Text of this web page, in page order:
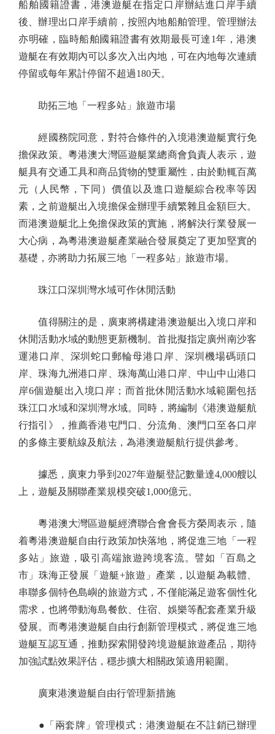
船舶國籍證書，港澳遊艇在指定口岸辦結進口岸手續
後、辦理出口岸手續前，按照內地船舶管理。管理辦法
亦明確，臨時船舶國籍證書有效期最長可達1年，港澳
遊艇在有效期內可以多次入出內地，可在內地每次連續
停留或每年累計停留不超過180天。
助拓三地「一程多站」旅遊市場
經國務院同意，對符合條件的入境港澳遊艇實行免
擔保政策。粵港澳大灣區遊艇業總商會負責人表示，遊
艇具有交通工具和商品貨物的雙重屬性，由於動輒百萬
元（人民幣，下同）價值以及進口遊艇綜合稅率等因
素，之前遊艇出入境擔保金辦理手續繁雜且金額巨大。
而港澳遊艇北上免擔保政策的實施，將解決行業發展一
大心病，為粵港澳遊艇產業融合發展奠定了更加堅實的
基礎，亦將助力拓展三地「一程多站」旅遊市場。
珠江口深圳灣水域可作休閒活動
值得關注的是，廣東將構建港澳遊艇出入境口岸和
休閒活動水域的動態更新機制。首批擬指定廣州南沙客
運港口岸、深圳蛇口郵輪母港口岸、深圳機場碼頭口
岸、珠海九洲港口岸、珠海萬山港口岸、中山中山港口
岸6個遊艇出入境口岸；而首批休閒活動水域範圍包括
珠江口水域和深圳灣水域。同時，將編制《港澳遊艇航
行指引》，推薦香港屯門口、分流角、澳門口至各口岸
的多條主要航線及航法，為港澳遊艇航行提供參考。
據悉，廣東力爭到2027年遊艇登記數量達4,000艘以
上，遊艇及關聯產業規模突破1,000億元。
粵港澳大灣區遊艇經濟聯合會會長方榮周表示，隨
着粵港澳遊艇自由行政策加快落地，將促進三地「一程
多站」旅遊，吸引高端旅遊跨境客流。譬如「百島之
市」珠海正發展「遊艇+旅遊」產業，以遊艇為載體、
串聯多個特色島嶼的旅遊方式，不僅能滿足遊客個性化
需求，也將帶動海島餐飲、住宿、娛樂等配套產業升級
發展。而粵港澳遊艇自由行創新管理模式，將促進三地
遊艇互認互通，推動探索開發跨境遊艇旅遊產品，期待
加強試點效果評估，穩步擴大相關政策適用範圍。
廣東港澳遊艇自由行管理新措施
●「兩套牌」管理模式：港澳遊艇在不註銷已辦理